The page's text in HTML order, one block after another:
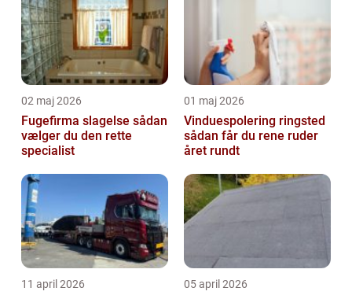
02 maj 2026
Fugefirma slagelse sådan
vælger du den rette
specialist
01 maj 2026
Vinduespolering ringsted
sådan får du rene ruder
året rundt
11 april 2026 05 april 2026